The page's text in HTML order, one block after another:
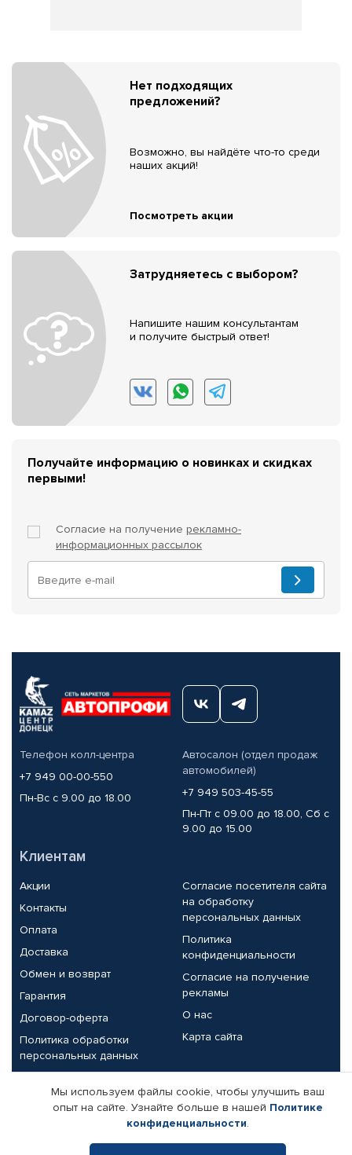
Нет подходящих
предложений?
Возможно, вы найдёте что-то среди
наших акций!
Посмотреть акции
Затрудняетесь с выбором?
Напишите нашим консультантам
и получите быстрый ответ!
Получайте информацию о новинках и скидках
первыми!
Согласие на получение рекламно-
информационных рассылок
Телефон колл-центра
+7 949 00-00-550
Пн-Вс с 9.00 до 18.00
Автосалон (отдел продаж
автомобилей)
+7 949 503-45-55
Пн-Пт с 09.00 до 18.00, Сб с
9.00 до 15.00
Клиентам
Акции
Контакты
Оплата
Доставка
Обмен и возврат
Гарантия
Договор-оферта
Политика обработки
персональных данных
Согласие посетителя сайта
на обработку
персональных данных
Политика
конфиденциальности
Согласие на получение
рекламы
О нас
Карта сайта
Партнерам
Корпоративным клиентам
Поставщикам
Реквизиты компании
Мы используем файлы cookie, чтобы улучшить ваш
опыт на сайте. Узнайте больше в нашей Политике
конфиденциальности.